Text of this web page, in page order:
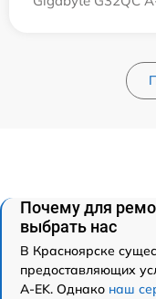
Почему для
выбрать нас
В Красноярске
предоставляющих
A-EK. Однако наш